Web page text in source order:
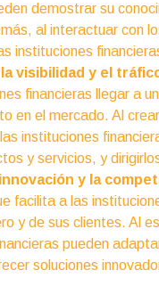
demostrar su
al interactuar con
instituciones
visibilidad y el
financieras llegar a
en el mercado. Al
instituciones
y servicios, y
y la
facilita a las
y de sus clientes. Al
pueden
soluciones